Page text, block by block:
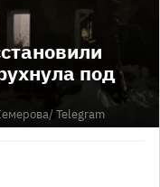
под
/ Telegram